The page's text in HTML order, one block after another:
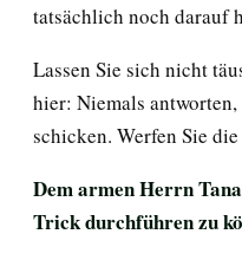
tatsächlich noch darauf
Lassen Sie sich nicht
hier: Niemals
schicken. Werfen Sie
Dem armen Herrn
Trick durchführen zu